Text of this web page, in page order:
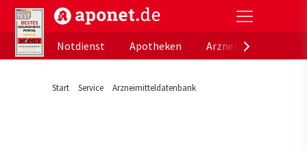
aponet.de - Das offizielle Gesundheitsportal der
Notdienst
Apotheken
Start Service Arzneimitteldatenbank